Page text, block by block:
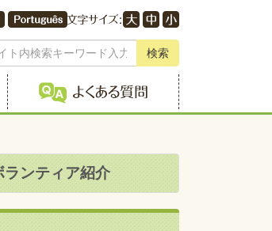
検索
どものページ よくある質問
ランティア紹介